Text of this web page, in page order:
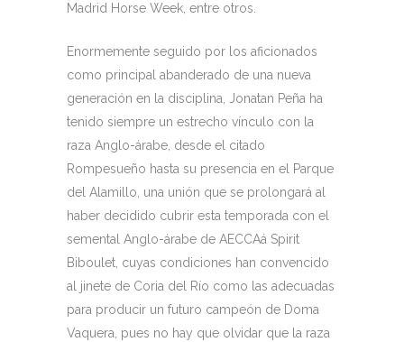
Madrid Horse Week, entre otros.
Enormemente seguido por los aficionados
como principal abanderado de una nueva
generación en la disciplina, Jonatan Peña ha
tenido siempre un estrecho vínculo con la
raza Anglo-árabe, desde el citado
Rompesueño hasta su presencia en el Parque
del Alamillo, una unión que se prolongará al
haber decidido cubrir esta temporada con el
semental Anglo-árabe de AECCAá Spirit
Biboulet, cuyas condiciones han convencido
al jinete de Coria del Río como las adecuadas
para producir un futuro campeón de Doma
Vaquera, pues no hay que olvidar que la raza